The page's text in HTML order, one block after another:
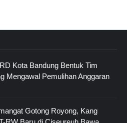
Kota Bandung Bentuk Tim
Mengawal Pemulihan Anggaran
Gotong Royong, Kang